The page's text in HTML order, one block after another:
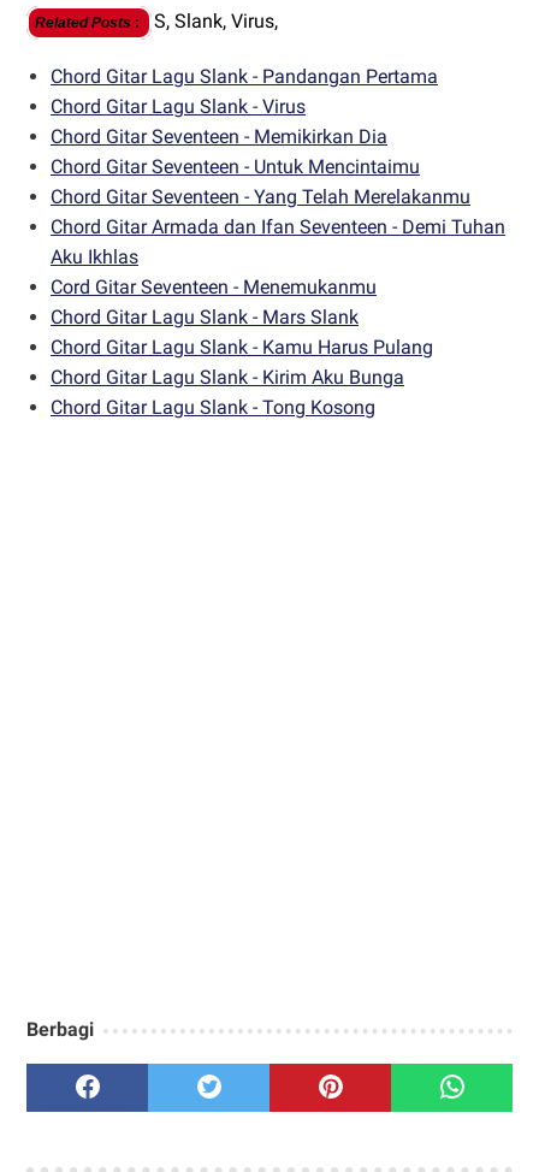
Related Posts : S, Slank, Virus,
Chord Gitar Lagu Slank - Pandangan Pertama
Chord Gitar Lagu Slank - Virus
Chord Gitar Seventeen - Memikirkan Dia
Chord Gitar Seventeen - Untuk Mencintaimu
Chord Gitar Seventeen - Yang Telah Merelakanmu
Chord Gitar Armada dan Ifan Seventeen - Demi Tuhan
Aku Ikhlas
Cord Gitar Seventeen - Menemukanmu
Chord Gitar Lagu Slank - Mars Slank
Chord Gitar Lagu Slank - Kamu Harus Pulang
Chord Gitar Lagu Slank - Kirim Aku Bunga
Chord Gitar Lagu Slank - Tong Kosong
Berbagi